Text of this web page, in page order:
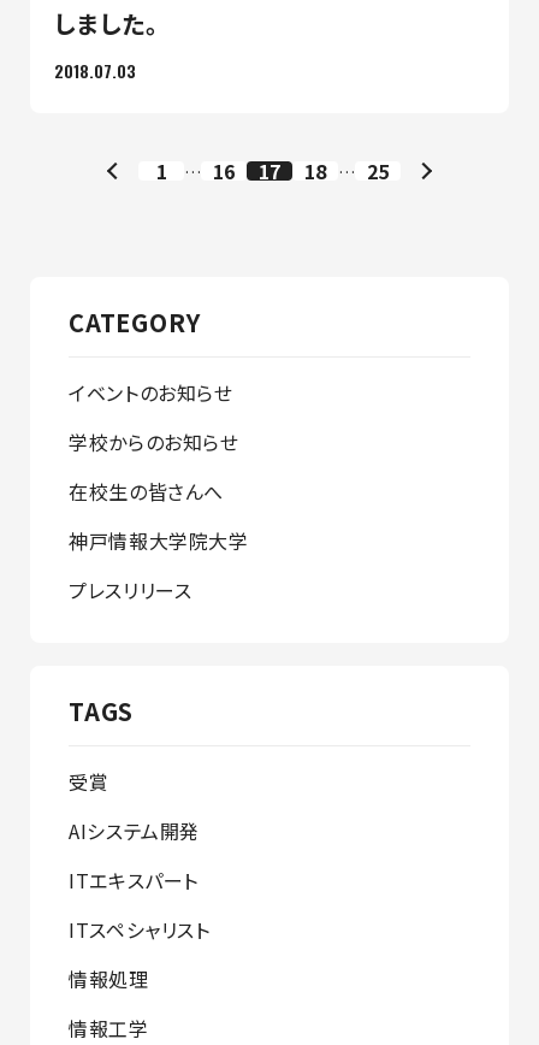
しました。
2018.07.03
1 … 16 17 18 … 25
CATEGORY
イベントのお知らせ
学校からのお知らせ
在校生の皆さんへ
神戸情報大学院大学
プレスリリース
TAGS
受賞
AIシステム開発
ITエキスパート
ITスペシャリスト
情報処理
情報工学